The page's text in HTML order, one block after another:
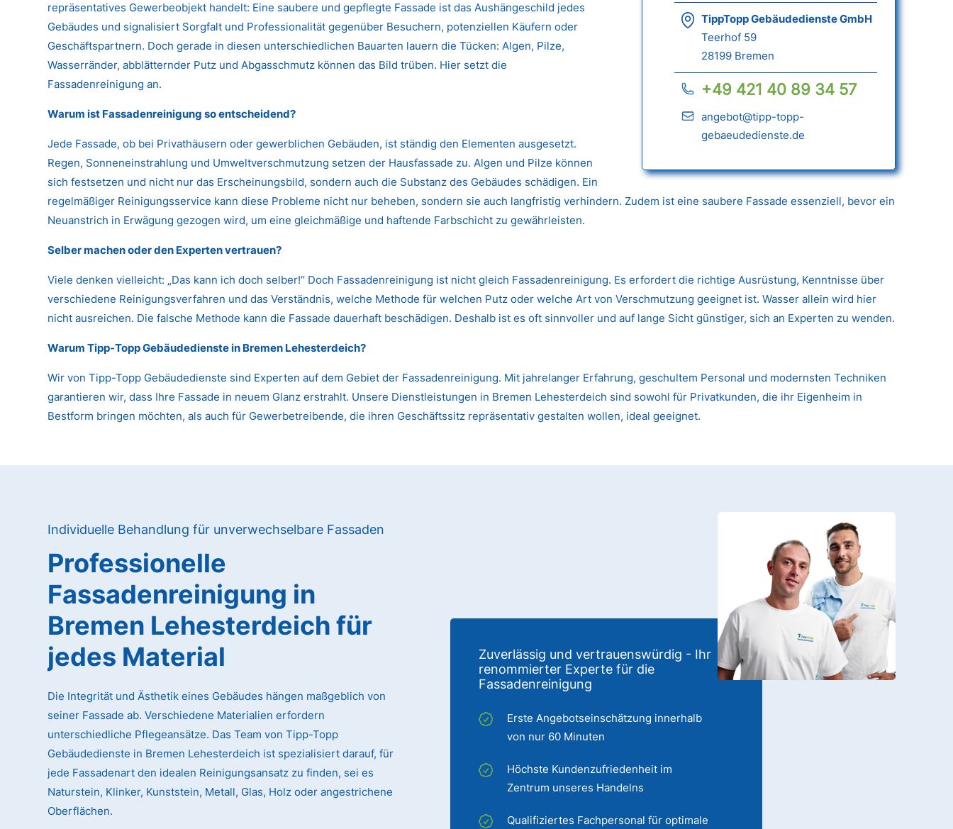
TippTopp Gebäudedienste GmbH
Teerhof 59
28199 Bremen
+49 421 40 89 34 57
angebot@tipp-topp-
gebaeudedienste.de
repräsentatives Gewerbeobjekt handelt: Eine saubere und gepflegte Fassade ist das Aushängeschild jedes
Gebäudes und signalisiert Sorgfalt und Professionalität gegenüber Besuchern, potenziellen Käufern oder
Geschäftspartnern. Doch gerade in diesen unterschiedlichen Bauarten lauern die Tücken: Algen, Pilze,
Wasserränder, abblätternder Putz und Abgasschmutz können das Bild trüben. Hier setzt die
Fassadenreinigung an.
Warum ist Fassadenreinigung so entscheidend?
Jede Fassade, ob bei Privathäusern oder gewerblichen Gebäuden, ist ständig den Elementen ausgesetzt.
Regen, Sonneneinstrahlung und Umweltverschmutzung setzen der Hausfassade zu. Algen und Pilze können
sich festsetzen und nicht nur das Erscheinungsbild, sondern auch die Substanz des Gebäudes schädigen. Ein
regelmäßiger Reinigungsservice kann diese Probleme nicht nur beheben, sondern sie auch langfristig verhindern. Zudem ist eine saubere Fassade essenziell, bevor ein
Neuanstrich in Erwägung gezogen wird, um eine gleichmäßige und haftende Farbschicht zu gewährleisten.
Selber machen oder den Experten vertrauen?
Viele denken vielleicht: „Das kann ich doch selber!“ Doch Fassadenreinigung ist nicht gleich Fassadenreinigung. Es erfordert die richtige Ausrüstung, Kenntnisse über
verschiedene Reinigungsverfahren und das Verständnis, welche Methode für welchen Putz oder welche Art von Verschmutzung geeignet ist. Wasser allein wird hier
nicht ausreichen. Die falsche Methode kann die Fassade dauerhaft beschädigen. Deshalb ist es oft sinnvoller und auf lange Sicht günstiger, sich an Experten zu wenden.
Warum Tipp-Topp Gebäudedienste in Bremen Lehesterdeich?
Wir von Tipp-Topp Gebäudedienste sind Experten auf dem Gebiet der Fassadenreinigung. Mit jahrelanger Erfahrung, geschultem Personal und modernsten Techniken
garantieren wir, dass Ihre Fassade in neuem Glanz erstrahlt. Unsere Dienstleistungen in Bremen Lehesterdeich sind sowohl für Privatkunden, die ihr Eigenheim in
Bestform bringen möchten, als auch für Gewerbetreibende, die ihren Geschäftssitz repräsentativ gestalten wollen, ideal geeignet.
Individuelle Behandlung für unverwechselbare Fassaden
Zuverlässig und vertrauenswürdig - Ihr
renommierter Experte für die
Fassadenreinigung
Erste Angebotseinschätzung innerhalb
von nur 60 Minuten
Höchste Kundenzufriedenheit im
Zentrum unseres Handelns
Qualifiziertes Fachpersonal für optimale
Professionelle
Fassadenreinigung in
Bremen Lehesterdeich für
jedes Material
Die Integrität und Ästhetik eines Gebäudes hängen maßgeblich von
seiner Fassade ab. Verschiedene Materialien erfordern
unterschiedliche Pflegeansätze. Das Team von Tipp-Topp
Gebäudedienste in Bremen Lehesterdeich ist spezialisiert darauf, für
jede Fassadenart den idealen Reinigungsansatz zu finden, sei es
Naturstein, Klinker, Kunststein, Metall, Glas, Holz oder angestrichene
Oberflächen.